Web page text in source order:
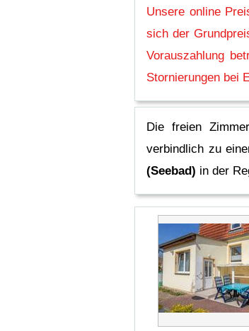
Unsere online
sich der
Vorauszahlung
Stornierungen bei
Die freien
verbindlich zu
(Seebad) in der